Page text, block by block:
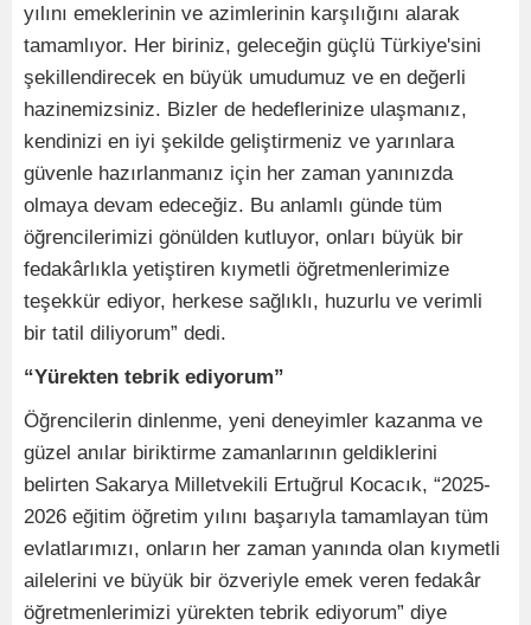
yılını emeklerinin ve azimlerinin karşılığını alarak
tamamlıyor. Her biriniz, geleceğin güçlü Türkiye'sini
şekillendirecek en büyük umudumuz ve en değerli
hazinemizsiniz. Bizler de hedeflerinize ulaşmanız,
kendinizi en iyi şekilde geliştirmeniz ve yarınlara
güvenle hazırlanmanız için her zaman yanınızda
olmaya devam edeceğiz. Bu anlamlı günde tüm
öğrencilerimizi gönülden kutluyor, onları büyük bir
fedakârlıkla yetiştiren kıymetli öğretmenlerimize
teşekkür ediyor, herkese sağlıklı, huzurlu ve verimli
bir tatil diliyorum” dedi.
“Yürekten tebrik ediyorum”
Öğrencilerin dinlenme, yeni deneyimler kazanma ve
güzel anılar biriktirme zamanlarının geldiklerini
belirten Sakarya Milletvekili Ertuğrul Kocacık, “2025-
2026 eğitim öğretim yılını başarıyla tamamlayan tüm
evlatlarımızı, onların her zaman yanında olan kıymetli
ailelerini ve büyük bir özveriyle emek veren fedakâr
öğretmenlerimizi yürekten tebrik ediyorum” diye